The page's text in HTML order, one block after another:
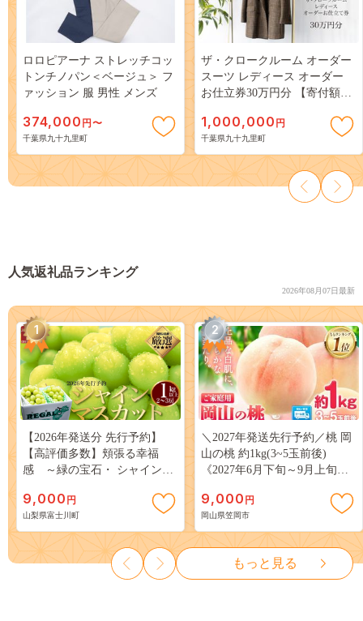
ロロピアーナ ストレッチコッ
トンチノパン＜ベージュ＞ フ
ァッション 服 男性 メンズ
374,000 円〜
千葉県九十九里町
ザ・クロークルーム オーダー
スーツ レディース オーダー
お仕立券30万円分 【寄付額
ァッション ジャケット 銀座
インターナショナル オーダー
メイド 日本製
1,000,000 円
千葉県九十九里町
人気返礼品ランキング
2026年08月07日最新
1
【2026年発送分 先行予約】
【高評価多数】頬張る幸福
感 ～緑の宝石・ シャインマ
３房） フルーツ 山梨県産 果
物 くだもの シャイン マスカ
ット ぶどう ブドウ 葡萄 大粒
種なし 先行予約 富士川町
10000円 一万円 9000円 九千円
9,000 円
山梨県富士川町
2
＼2027年発送先行予約／桃 岡
山の桃 約1kg(3~5玉前後)
《2027年6月下旬～9月上旬頃
岡山 はくとう スイーツ フル
ーツ 果物 デザート 旬 モモ も
も 先行予約 送料無料 果物 岡
山県 笠岡市 清水白桃 白鳳 白
麗 クール便---
kasaoka_zsy_419_100---
9,000 円
岡山県笠岡市
もっと見る